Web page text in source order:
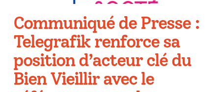
Communiqué de Presse :
Telegrafik renforce sa
position d’acteur clé du
Bien Vieillir avec le